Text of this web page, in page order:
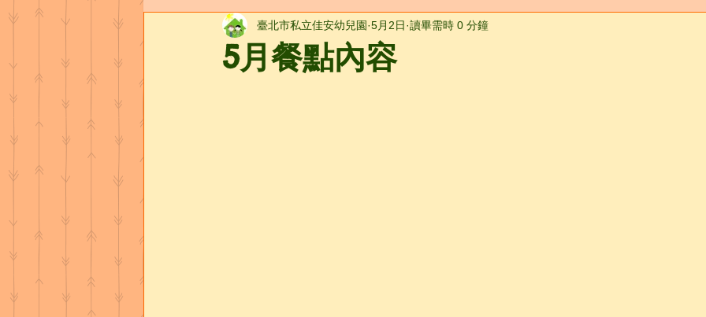
5月餐點內容
臺北市私立佳安幼兒園 5月2日 讀畢需時 0 分鐘